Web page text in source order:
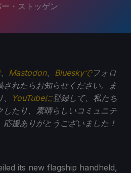
・ストッゲン
Mastodon、 Blueskyでフォロ
されたらお知らせください。ま
YouTubeに登録して、私たち
したり、素晴らしいコミュニテ
応援ありがとうございました！
its new flagship handheld,